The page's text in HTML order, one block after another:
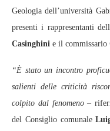
Geologia dell’università
presenti i rappresentanti
Casinghini e il commissario
“È stato un incontro
salienti delle criticità
colpito dal fenomeno–
del Consiglio comunale